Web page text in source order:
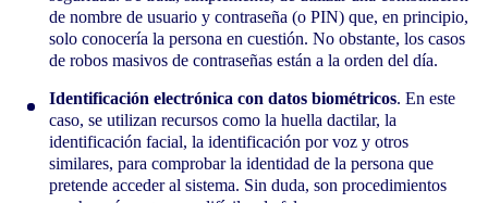
de nombre de usuario y contraseña (o PIN) que, en principio,
solo conocería la persona en cuestión. No obstante, los casos
de robos masivos de contraseñas están a la orden del día.
Identificación electrónica con datos biométricos. En este
caso, se utilizan recursos como la huella dactilar, la
identificación facial, la identificación por voz y otros
similares, para comprobar la identidad de la persona que
pretende acceder al sistema. Sin duda, son procedimientos